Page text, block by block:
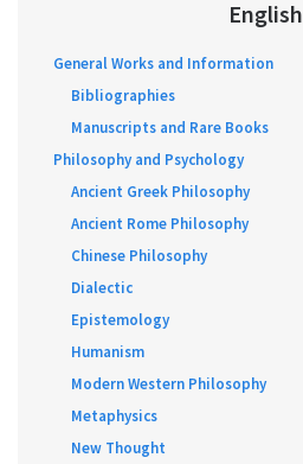
English
General Works and Information
Bibliographies
Manuscripts and Rare Books
Philosophy and Psychology
Ancient Greek Philosophy
Ancient Rome Philosophy
Chinese Philosophy
Dialectic
Epistemology
Humanism
Modern Western Philosophy
Metaphysics
New Thought